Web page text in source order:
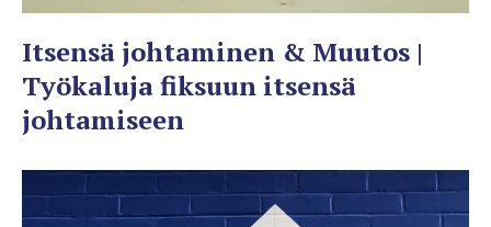
Itsensä johtaminen & Muutos |
Työkaluja fiksuun itsensä
johtamiseen